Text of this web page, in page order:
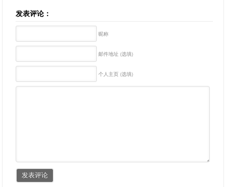
发表评论：
昵称
邮件地址 (选填)
个人主页 (选填)